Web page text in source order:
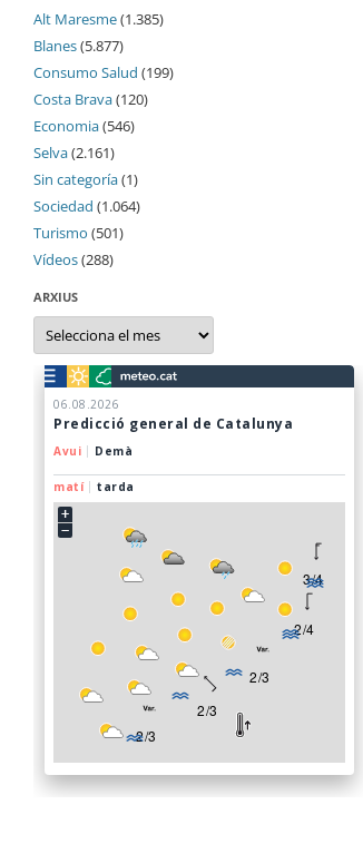
Alt Maresme(1.385)
Blanes(5.877)
Consumo Salud (199)
Costa Brava(120)
Economia(546)
Selva(2.161)
Sin categoría(1)
Sociedad (1.064)
Turismo (501)
Vídeos(288)
ARXIUS
Arxius